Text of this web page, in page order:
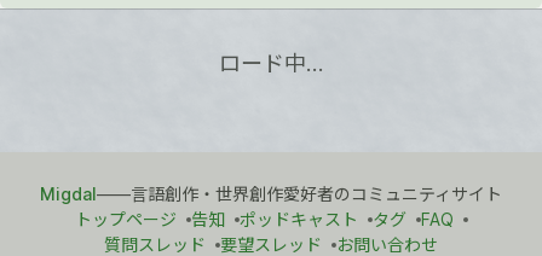
ロード中…
Migdal――言語創作・世界創作愛好者のコミュニティサイト
トップページ
告知 ポッドキャスト タグ
FAQ
質問スレッド
要望スレッド
お問い合わせ